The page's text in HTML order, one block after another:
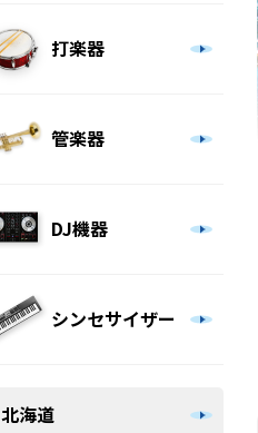
打楽器
管楽器
DJ機器
シンセサイザー
北海道